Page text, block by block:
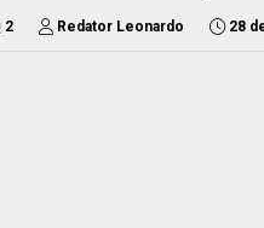
2 Redator Leonardo 28